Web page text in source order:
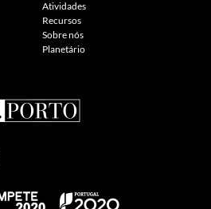
Atividades
Recursos
Sobre nós
Planetário